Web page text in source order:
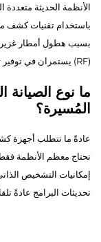
الأنظمة الحديثة
باستخدام تقنيات كشف
بسبب هطول أمطار
(RF) يستمران في توفير تحديد موثوق للتهديد.
ما نوع
المُسيرة؟
عادةً ما تتطلب أجهزة
تحتاج معظم الأنظمة
إمكانيات التشخيص
تحديثات البرامج عادةً